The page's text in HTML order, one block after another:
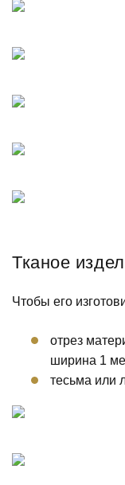
Тканое
Чтобы его
отрез
ширина 1
тесьма или